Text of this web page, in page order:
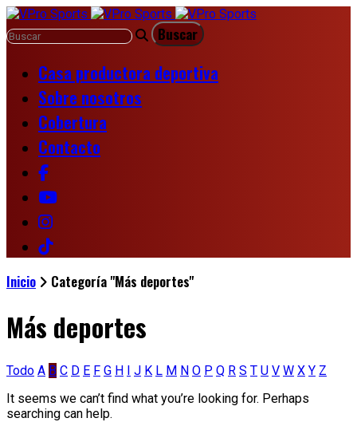
Casa productora deportiva
Sobre nosotros
Cobertura
Contacto
Inicio Categoría "Más deportes"
Más deportes
Todo A B C D E F G H I J K L M N O P Q R S T U V W X Y Z
It seems we can’t find what you’re looking for. Perhaps
searching can help.